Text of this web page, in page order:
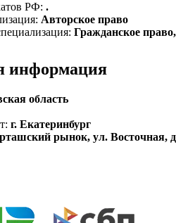
РФ: .
Авторское право
Гражданское
информация
область
г. Екатеринбург
рынок, ул. Восточная,